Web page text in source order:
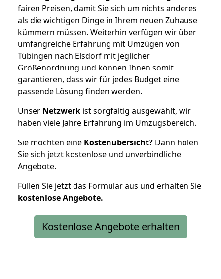
fairen Preisen, damit Sie sich um nichts anderes
als die wichtigen Dinge in Ihrem neuen Zuhause
kümmern müssen. Weiterhin verfügen wir über
umfangreiche Erfahrung mit Umzügen von
Tübingen nach Elsdorf mit jeglicher
Größenordnung und können Ihnen somit
garantieren, dass wir für jedes Budget eine
passende Lösung finden werden.
Unser Netzwerk ist sorgfältig ausgewählt, wir
haben viele Jahre Erfahrung im Umzugsbereich.
Sie möchten eine Kostenübersicht? Dann holen
Sie sich jetzt kostenlose und unverbindliche
Angebote.
Füllen Sie jetzt das Formular aus und erhalten Sie
kostenloseAngebote.
Kostenlose Angebote erhalten